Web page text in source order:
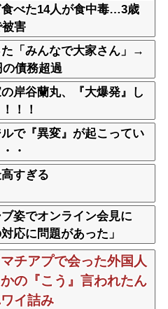
食べた14人が食中毒…3歳
被害
「みんなで大家さん」→
債務超過
の岸谷蘭丸、『大爆発』し
！！
ルで『異変』が起こってい
・
すぎる
姿でオンライン会見に
応に問題があった」
マチアプで会った外国人
の『こう』言われたん
イ詰み